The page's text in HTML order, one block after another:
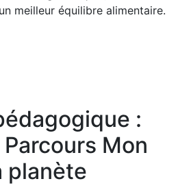
meilleur équilibre alimentaire.
:
Mon
planète